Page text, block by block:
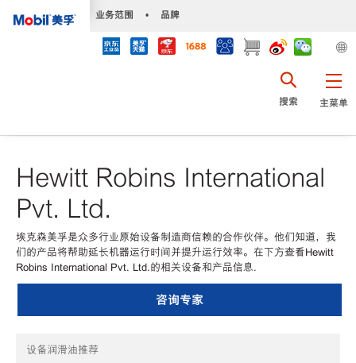
业务范围 • 品牌
主菜单
搜索
Hewitt Robins International
Pvt. Ltd.
埃克森美孚是众多行业原始设备制造商信赖的合作伙伴。他们知道，我
们的产品将帮助延长机器运行时间并提升运行效率。在下方查看Hewitt
Robins International Pvt. Ltd.的相关设备和产品信息.
咨询专家
设备润滑油推荐